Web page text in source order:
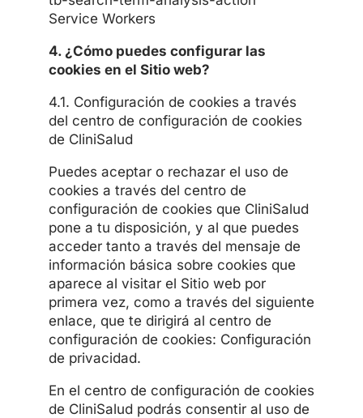
Service Workers
4. ¿Cómo puedes configurar las
cookies en el Sitio web?
4.1. Configuración de cookies a través
del centro de configuración de cookies
de CliniSalud
Puedes aceptar o rechazar el uso de
cookies a través del centro de
configuración de cookies que CliniSalud
pone a tu disposición, y al que puedes
acceder tanto a través del mensaje de
información básica sobre cookies que
aparece al visitar el Sitio web por
primera vez, como a través del siguiente
enlace, que te dirigirá al centro de
configuración de cookies: Configuración
de privacidad.
En el centro de configuración de cookies
de CliniSalud podrás consentir al uso de